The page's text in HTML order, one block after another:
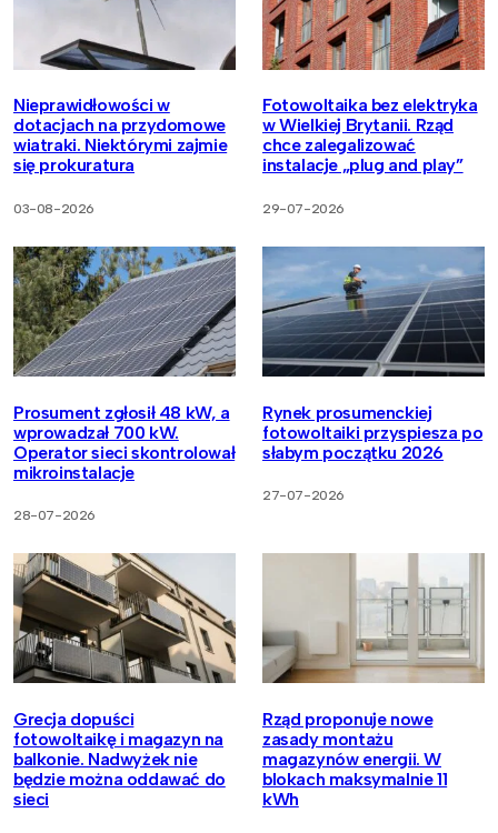
Nieprawidłowości w
dotacjach na przydomowe
wiatraki. Niektórymi zajmie
się prokuratura
03-08-2026
Fotowoltaika bez elektryka
w Wielkiej Brytanii. Rząd
chce zalegalizować
instalacje „plug and play”
29-07-2026
Prosument zgłosił 48 kW, a
wprowadzał 700 kW.
Operator sieci skontrolował
mikroinstalacje
28-07-2026
Rynek prosumenckiej
fotowoltaiki przyspiesza po
słabym początku 2026
27-07-2026
Grecja dopuści
fotowoltaikę i magazyn na
balkonie. Nadwyżek nie
będzie można oddawać do
sieci
Rząd proponuje nowe
zasady montażu
magazynów energii. W
blokach maksymalnie 11
kWh